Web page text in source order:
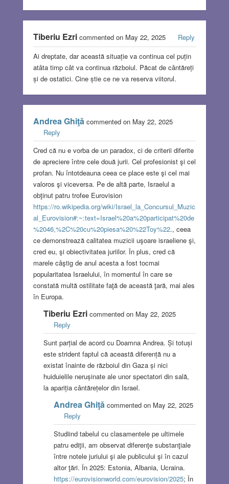
Tiberiu Ezricommented on May 22, 2025
Reply
Ai dreptate, dar această situație va continua cel puțin
atâta timp cât va continua războiul. Păcat de cântăreți
și de ostatici. Cine știe ce ne va reserva viitorul.
Andrea Ghiţă commented on May 22, 2025
Reply
Cred că nu e vorba de un paradox, ci de criterii diferite
de apreciere între cele două jurii. Cel profesionist şi cel
profan. Nu întotdeauna ceea ce place este şi cel mai
valoros şi viceversa. Pe de altă parte, Israelul a
obţinut patru trofee Eurovision
https://ro.wikipedia.org/wiki/Israel_la_Concursul_Muzic
al_Eurovision#:~:text=Israel%20a%20participat%20de
%2046,%2C%20cu%20piesa%20%22Toy%22., ceea
ce demonstrează calitatea muzicii uşoare israeliene şi,
cred eu, şi obiectivitatea juriilor. În plus, cred că
marele câştig de anul acesta a fost tocmai
popularitatea Israelului, în momentul în care se
constată multă ostilitate faţă de această ţară, mai ales
în Europa.
Tiberiu Ezricommented on May 22, 2025
Reply
Sunt parțial de acord cu Doamna Andrea. Și totuși
este strident faptul că această diferență nu a
existat înainte de războiul din Gaza și nici
huiduielile nerușinate ale unor spectatori din sală,
la apariția cântărețelor din Israel.
Andrea Ghiţă commented on May 22, 2025
Reply
Studiind tabelul cu clasamentele pe ultimele
patru ediţii, am observat diferenţe substanţiale
între notele juriului şi ale publicului şi în cazul
altor ţări. În 2025: Estonia, Albania, Ucraina.
https://eurovisionworld.com/eurovision/2025; În